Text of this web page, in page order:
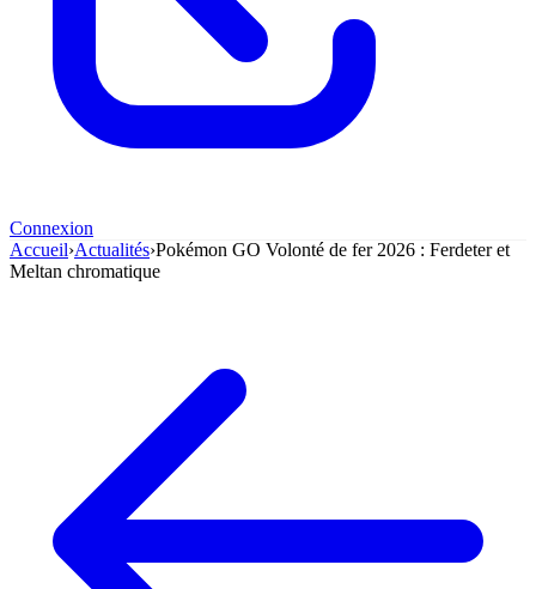
Connexion
Accueil›Actualités›Pokémon GO Volonté de fer 2026 : Ferdeter et
Meltan chromatique